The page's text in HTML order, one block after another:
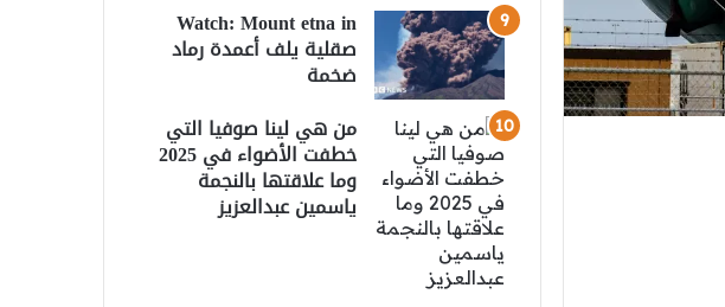
Watch: Mount etna in
صقلية يلف أعمدة رماد
ضخمة
من هي لينا صوفيا التي
خطفت الأضواء في 2025
وما علاقتها بالنجمة
ياسمين عبدالعزيز